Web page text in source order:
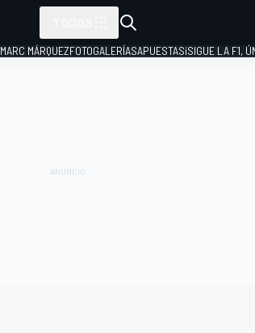
MARC MÁRQUEZFOTOGALERÍASAPUESTAS¡SIGUE LA F1,